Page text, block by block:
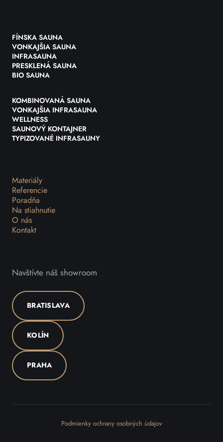
FÍNSKA SAUNA
VONKAJŠIA SAUNA
INFRASAUNA
PRESKLENÁ SAUNA
BIO SAUNA
KOMBINOVANÁ SAUNA
VONKAJŠIA INFRASAUNA
WELLNESS
SAUNOVÝ KONTAJNER
TYPIZOVANÉ INFRASAUNY
Materiály
Referencie
Poradňa
Na stiahnutie
O nás
Kontakt
Navštívte náš showroom
BRATISLAVA
KOLÍN
PRAHA
Podmienky ochrany osobných údajov